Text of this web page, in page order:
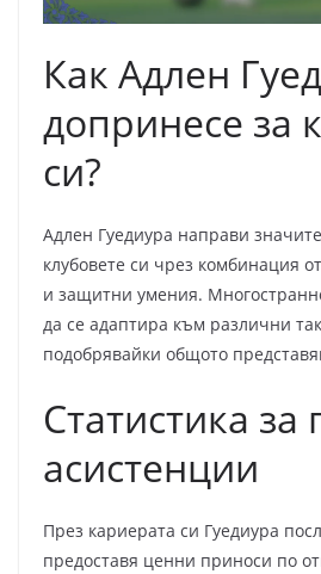
Как Адлен
допринесе за
си?
Адлен Гуедиура направи
клубовете си чрез комбинация
и защитни умения.
да се адаптира към различни
подобрявайки общото
Статистика за
асистенции
През кариерата си Гуедиура
предоставя ценни приноси по